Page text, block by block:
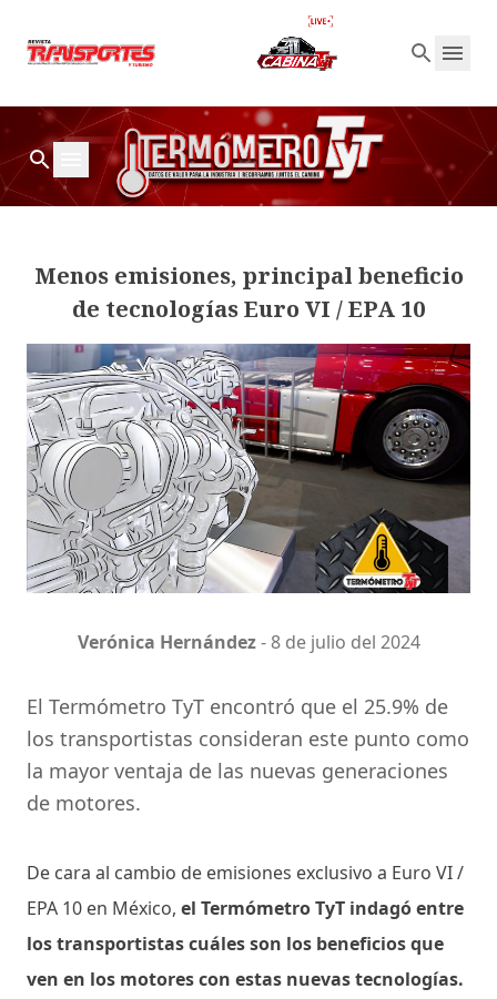
Menos emisiones, principal beneficio
de tecnologías Euro VI / EPA 10
Verónica Hernández- 8 de julio del 2024
El Termómetro TyT encontró que el 25.9% de
los transportistas consideran este punto como
la mayor ventaja de las nuevas generaciones
de motores.
De cara al cambio de emisiones exclusivo a Euro VI /
EPA 10 en México, el Termómetro TyT indagó entre
los transportistas cuáles son los beneficios que
ven en los motores con estas nuevas tecnologías.